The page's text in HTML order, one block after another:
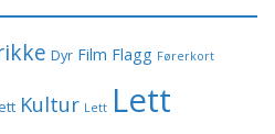
Dyr Film Flagg Førerkort
Kultur Lett Lett